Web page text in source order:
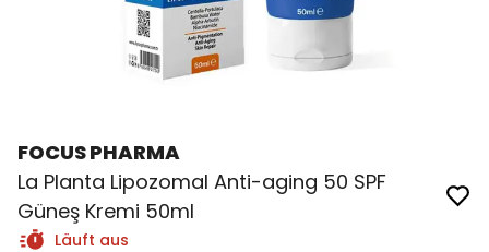
FOCUS PHARMA
La Planta Lipozomal Anti-aging 50 SPF
Güneş Kremi 50ml
Läuft aus